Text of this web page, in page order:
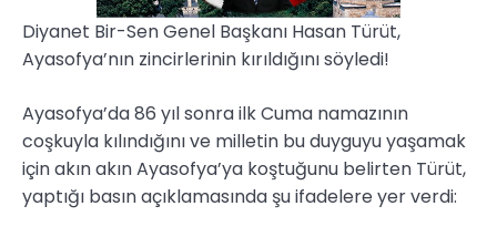
Diyanet Bir-Sen Genel Başkanı Hasan Türüt,
Ayasofya’nın zincirlerinin kırıldığını söyledi!
Ayasofya’da 86 yıl sonra ilk Cuma namazının
coşkuyla kılındığını ve milletin bu duyguyu yaşamak
için akın akın Ayasofya’ya koştuğunu belirten Türüt,
yaptığı basın açıklamasında şu ifadelere yer verdi: